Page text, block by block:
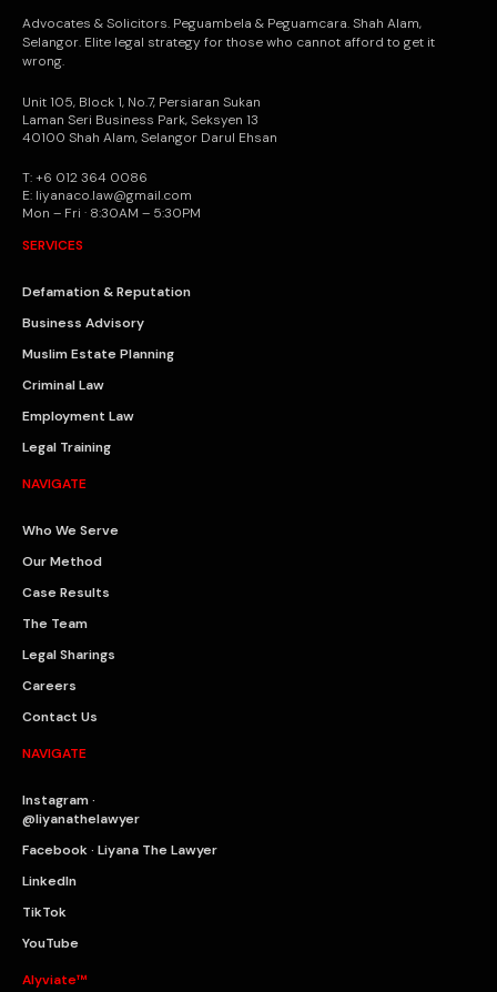
Advocates & Solicitors. Peguambela & Peguamcara. Shah Alam,
Selangor. Elite legal strategy for those who cannot afford to get it
wrong.
Unit 105, Block 1, No.7, Persiaran Sukan
Laman Seri Business Park, Seksyen 13
40100 Shah Alam, Selangor Darul Ehsan
T: +6 012 364 0086
E: liyanaco.law@gmail.com
Mon – Fri · 8:30AM – 5:30PM
SERVICES
Defamation & Reputation
Business Advisory
Muslim Estate Planning
Criminal Law
Employment Law
Legal Training
NAVIGATE
Who We Serve
Our Method
Case Results
The Team
Legal Sharings
Careers
Contact Us
NAVIGATE
Instagram ·
@liyanathelawyer
Facebook · Liyana The Lawyer
LinkedIn
TikTok
YouTube
Alyviate™